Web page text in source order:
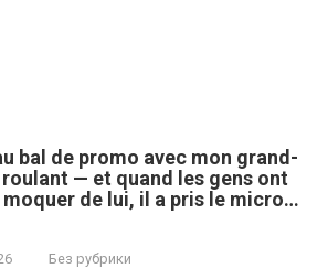
bal de promo avec mon grand-
— et quand les gens ont
moquer de lui, il a pris le micro…
Без рубрики